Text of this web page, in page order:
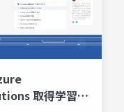
取得学習会